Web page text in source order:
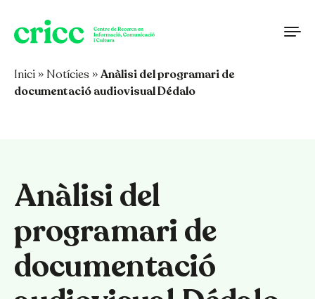
Vés al contingut
Inici » Notícies »Anàlisi del programari de
documentació audiovisual Dédalo
Anàlisi del
programari de
documentació